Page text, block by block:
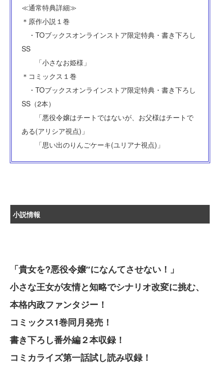
≪通常特典詳細≫
＊原作小説１巻
・TOブックスオンラインストア限定特典・書き下ろし
SS
「小さなお姫様」
＊コミックス１巻
・TOブックスオンラインストア限定特典・書き下ろし
SS（2本）
「悪役令嬢はチートではないが、お父様はチートで
ある(アリシア視点)」
「思い出のりんごケーキ(ユリアナ視点)」
小説情報
「貴女を?悪役令嬢″になんてさせない！」
小さな王女が友情と知略でシナリオ改変に挑む、
本格内政ファンタジー！
コミックス1巻同月発売！
書き下ろし番外編２本収録！
コミカライズ第一話試し読み収録！